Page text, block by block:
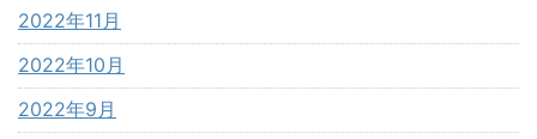
2022年11月
2022年10月
2022年9月